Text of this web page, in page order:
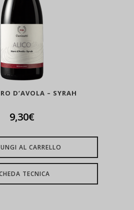
D’AVOLA – SYRAH
9,30€
AL CARRELLO
TECNICA